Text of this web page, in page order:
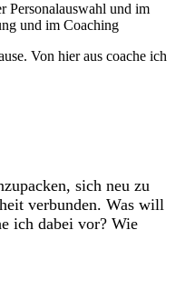
Personalauswahl und im
und im Coaching
Von hier aus coache ich
sich neu zu
verbunden. Was will
ich dabei vor? Wie